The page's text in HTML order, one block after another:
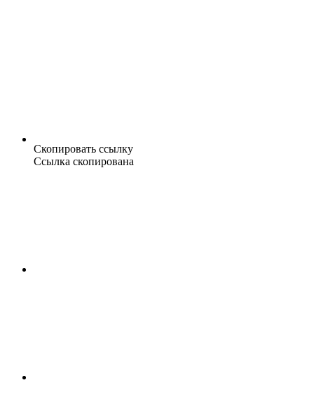
Скопировать ссылку
Ссылка скопирована